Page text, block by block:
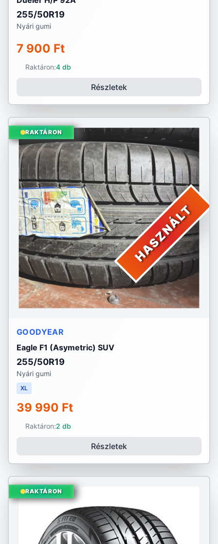
255/50R19
Nyári gumi
7 900 Ft
Raktáron:4 db
Részletek
HASZNÁLT
RAKTÁRON
GOODYEAR
Eagle F1 (Asymetric) SUV
255/50R19
Nyári gumi
XL
39 990 Ft
Raktáron:2 db
Részletek
RAKTÁRON